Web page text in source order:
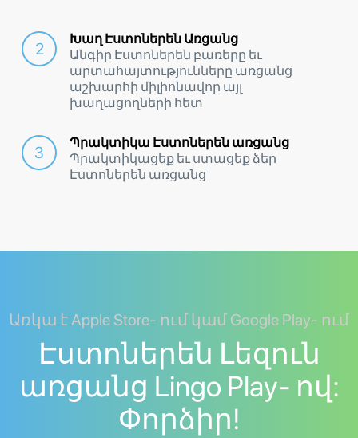
Խաղ Էստոներեն Առցանց
Անգիր Էստոներեն բառերը եւ
արտահայտությունները առցանց
աշխարհի միլիոնավոր այլ
խաղացողների հետ
Պրակտիկա Էստոներեն առցանց
Պրակտիկացեք եւ ստացեք ձեր
Էստոներեն առցանց
Առկա է Apple Store- ում կամ Google Play- ում
Էստոներեն Լեզուն
առցանց Lingo Play- ով:
Փորձիր!